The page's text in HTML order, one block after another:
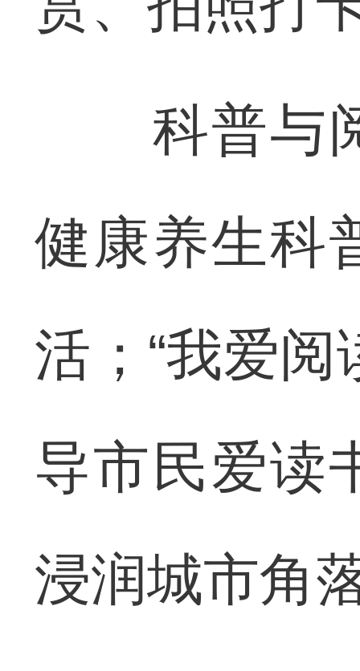
科普与阅
健康养生科
活；“我爱
导市民爱读
浸润城市角